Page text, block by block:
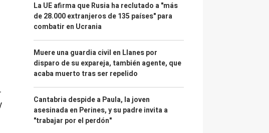
La UE afirma que Rusia ha reclutado a "más
de 28.000 extranjeros de 135 países" para
combatir en Ucrania
Muere una guardia civil en Llanes por
disparo de su expareja, también agente, que
acaba muerto tras ser repelido
Cantabria despide a Paula, la joven
asesinada en Perines, y su padre invita a
"trabajar por el perdón"